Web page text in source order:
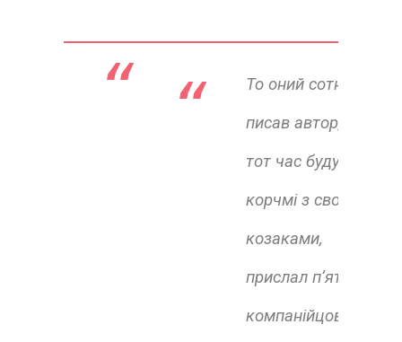
“
То оний сотник, -
писав автор, - на
тот час будучий в
корчмі з своїми
козаками,
прислал п’яти
компанійцов, і